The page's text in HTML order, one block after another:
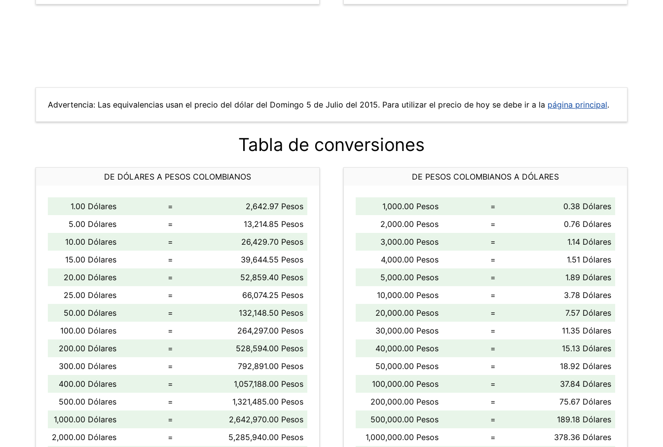
Advertencia: Las equivalencias usan el precio del dólar del Domingo 5 de Julio del 2015. Para utilizar el precio de hoy se debe ir a la página principal.
Tabla de conversiones
DE DÓLARES A PESOS COLOMBIANOS
1.00 Dólares =
2,642.97 Pesos
5.00 Dólares
=
13,214.85 Pesos
10.00 Dólares
=
26,429.70 Pesos
15.00 Dólares
=
39,644.55 Pesos
20.00 Dólares
=
52,859.40 Pesos
25.00 Dólares
=
66,074.25 Pesos
50.00 Dólares
=
132,148.50 Pesos
100.00 Dólares
=
264,297.00 Pesos
200.00 Dólares
=
528,594.00 Pesos
300.00 Dólares
=
792,891.00 Pesos
400.00 Dólares
=
1,057,188.00 Pesos
500.00 Dólares
=
1,321,485.00 Pesos
1,000.00 Dólares
=
2,642,970.00 Pesos
2,000.00 Dólares
= 5,285,940.00 Pesos
DE PESOS COLOMBIANOS A DÓLARES
1,000.00 Pesos =
0.38 Dólares
2,000.00 Pesos
=
0.76 Dólares
3,000.00 Pesos
=
1.14 Dólares
4,000.00 Pesos
=
1.51 Dólares
5,000.00 Pesos
=
1.89 Dólares
10,000.00 Pesos
=
3.78 Dólares
20,000.00 Pesos
=
7.57 Dólares
30,000.00 Pesos
=
11.35 Dólares
40,000.00 Pesos
=
15.13 Dólares
50,000.00 Pesos
=
18.92 Dólares
100,000.00 Pesos
=
37.84 Dólares
200,000.00 Pesos
=
75.67 Dólares
500,000.00 Pesos
=
189.18 Dólares
1,000,000.00 Pesos
= 378.36 Dólares